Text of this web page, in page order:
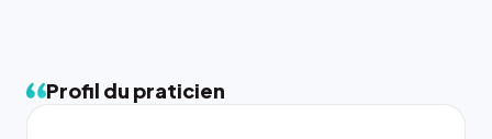
Profil du praticien